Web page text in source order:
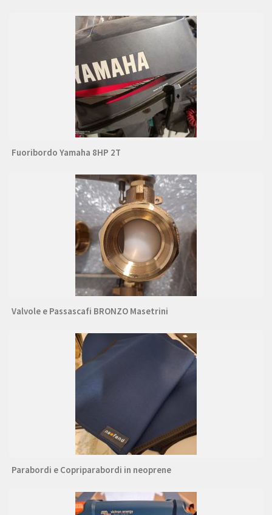
Fuoribordo Yamaha 8HP 2T
Valvole e Passascafi BRONZO Masetrini
Parabordi e Copriparabordi in neoprene